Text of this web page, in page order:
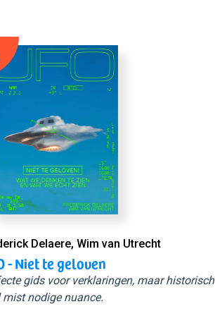
Delaere, Wim van Utrecht
- Niet te geloven
gids voor verklaringen, maar historisch
mist nodige nuance.